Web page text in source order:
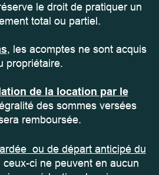
le droit de pratiquer un
total ou partiel.
, les acomptes ne sont acquis
propriétaire.
de la location par le
des sommes versées
remboursée.
ou de départ anticipé du
ceux-ci ne peuvent en aucun